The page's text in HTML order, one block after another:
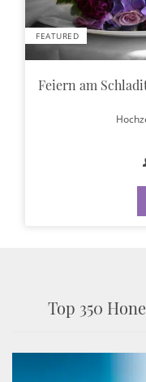
FEATURED
Feiern am
Top 350